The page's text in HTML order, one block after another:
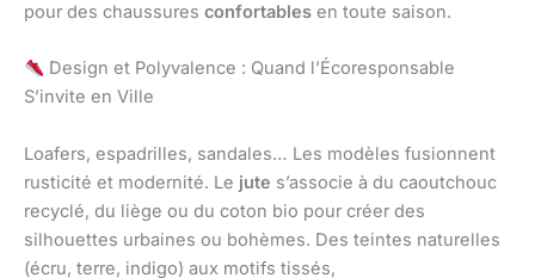
pour des chaussures confortables en toute saison.
Design et Polyvalence : Quand l’Écoresponsable
S’invite en Ville
Loafers, espadrilles, sandales… Les modèles fusionnent
rusticité et modernité. Le jute s’associe à du caoutchouc
recyclé, du liège ou du coton bio pour créer des
silhouettes urbaines ou bohèmes. Des teintes naturelles
(écru, terre, indigo) aux motifs tissés,